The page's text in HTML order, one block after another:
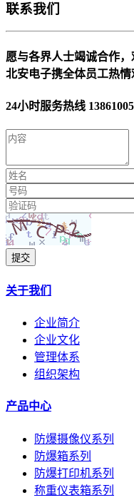
联系我们
愿与各界人士竭诚合作，
北安电子携全体员工热情
24小时服务热线
提交
关于我们
企业简介
企业文化
管理体系
组织架构
产品中心
防爆摄像仪系列
防爆箱系列
防爆打印机系列
称重仪表箱系列